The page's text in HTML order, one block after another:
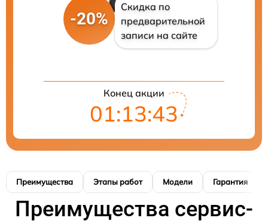
-20%
Скидка по
предварительной
записи на сайте
Конец акции
01:13:42
Преимущества Этапы работ Модели Гарантия
Преимущества сервис-